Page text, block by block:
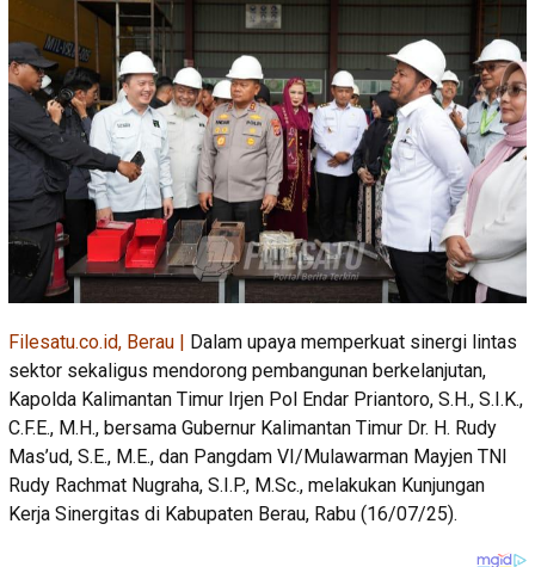
Filesatu.co.id, Berau |
Dalam upaya memperkuat sinergi lintas
sektor sekaligus mendorong pembangunan berkelanjutan,
Kapolda Kalimantan Timur Irjen Pol Endar Priantoro, S.H., S.I.K.,
C.F.E., M.H., bersama Gubernur Kalimantan Timur Dr. H. Rudy
Mas’ud, S.E., M.E., dan Pangdam VI/Mulawarman Mayjen TNI
Rudy Rachmat Nugraha, S.I.P., M.Sc., melakukan Kunjungan
Kerja Sinergitas di Kabupaten Berau, Rabu (16/07/25).